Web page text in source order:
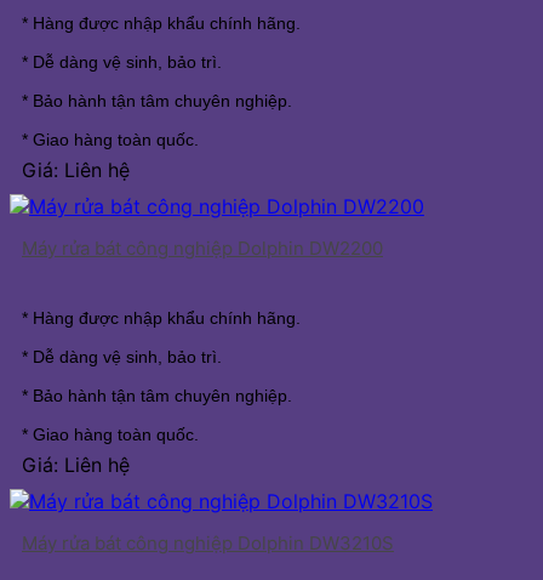
* Hàng được nhập khẩu chính hãng.
* Dễ dàng vệ sinh, bảo trì.
* Bảo hành tận tâm chuyên nghiệp.
* Giao hàng toàn quốc.
Giá: Liên hệ
Máy rửa bát công nghiệp Dolphin DW2200
* Hàng được nhập khẩu chính hãng.
* Dễ dàng vệ sinh, bảo trì.
* Bảo hành tận tâm chuyên nghiệp.
* Giao hàng toàn quốc.
Giá: Liên hệ
Máy rửa bát công nghiệp Dolphin DW3210S